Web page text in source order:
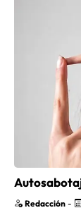
Redacción -